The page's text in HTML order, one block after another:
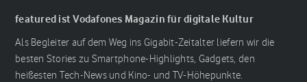
featured ist Vodafones Magazin für digitale Kultur
Als Begleiter auf dem Weg ins Gigabit-Zeitalter liefern wir die
besten Stories zu Smartphone-Highlights, Gadgets, den
heißesten Tech-News und Kino- und TV-Höhepunkte.